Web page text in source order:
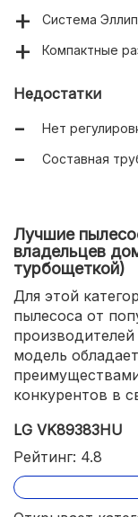
Система
Компактные
Недостатки
Нет
Составная
Лучшие
владельцев
турбощеткой)
Для этой
пылесоса от
модель
конкурентов в
LG VK89383HU
Рейтинг: 4.8